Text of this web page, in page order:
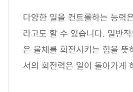
다양한 일을 컨트롤하는 능력
라고도 할 수 있습니다. 일반
은 물체를 회전시키는 힘을 뜻
서의 회전력은 일이 돌아가게